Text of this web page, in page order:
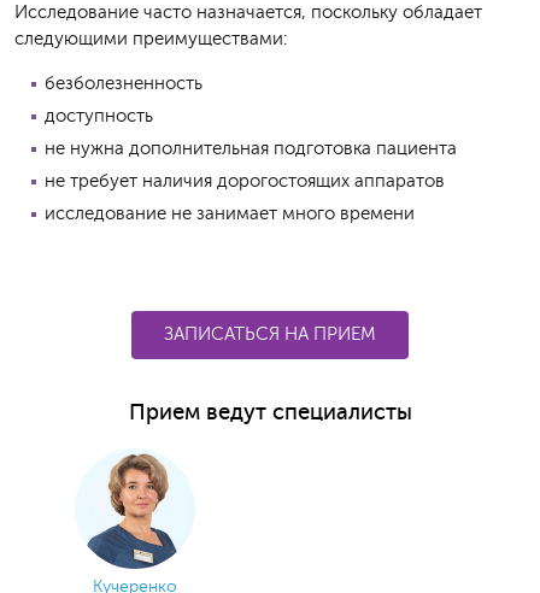
Исследование часто назначается, поскольку обладает
следующими преимуществами:
безболезненность
доступность
не нужна дополнительная подготовка пациента
не требует наличия дорогостоящих аппаратов
исследование не занимает много времени
ЗАПИСАТЬСЯ НА ПРИЕМ
Прием ведут специалисты
Кучеренко